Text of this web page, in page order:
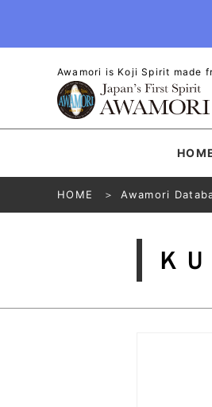
Awamori is Koji Spirit made
HOME Awamori
Ｋ